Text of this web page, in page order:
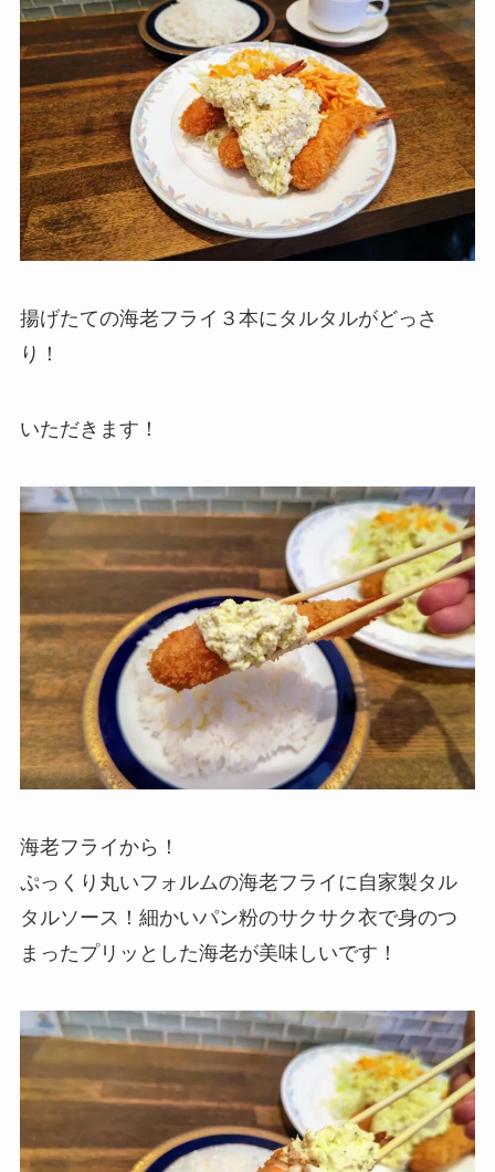
揚げたての海老フライ３本にタルタルがどっさ
り！
いただきます！
海老フライから！
ぷっくり丸いフォルムの海老フライに自家製タル
タルソース！細かいパン粉のサクサク衣で身のつ
まったプリッとした海老が美味しいです！